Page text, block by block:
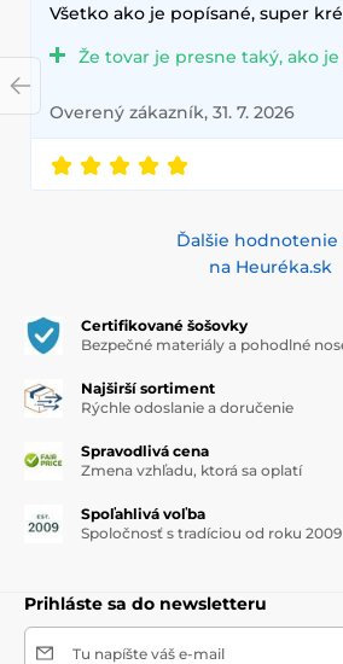
Všetko ako je popísané, super
Že tovar je presne taký, ako
Overený zákazník, 31. 7. 2026
Ďalšie hodnotenie
na Heuréka.sk
Certifikované šošovky
Bezpečné materiály a pohodlné
Najširší sortiment
Rýchle odoslanie a doručenie
Spravodlivá cena
Zmena vzhľadu, ktorá sa oplatí
Spoľahlivá voľba
Spoločnosť s tradíciou od roku 2009
Prihláste sa do newsletteru
Tu napíšte váš e-mail